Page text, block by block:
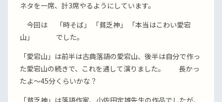
ネタを一席、計3席やるようにしています。
今回は 「時そば」 「貧乏神」 「本当はこわい愛宕
山」 でした。
「愛宕山」は前半は古典落語の愛宕山、後半は自分で作っ
た愛宕山の続きで、これを通して演りました。 長かっ
たよ〜45分くらいかな？
「貧乏神」は落語作家、小佐田定雄先生の作品でしたが、